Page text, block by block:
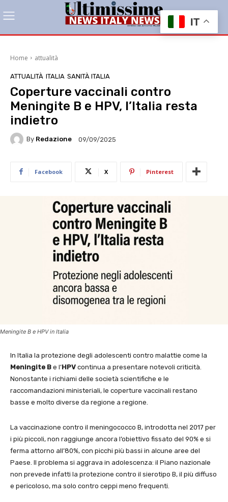
Home attualità
ATTUALITÀ ITALIA SANITÀ ITALIA
Coperture vaccinali contro
Meningite B e HPV, l’Italia resta
indietro
By Redazione 09/09/2025
Facebook X Pinterest
Meningite B e HPV in Italia
In Italia la protezione degli adolescenti contro malattie come la
Meningite B e l’HPV continua a presentare notevoli criticità.
Nonostante i richiami delle società scientifiche e le
raccomandazioni ministeriali, le coperture vaccinali restano
basse e molto diverse da regione a regione.
La vaccinazione contro il meningococco B, introdotta nel 2017 per
i più piccoli, non raggiunge ancora l’obiettivo fissato del 90% e si
ferma attorno all’80%, con picchi più bassi in alcune aree del
Paese. Il problema si aggrava in adolescenza: il Piano nazionale
non prevede infatti la protezione contro il sierotipo B, il più diffuso
e pericoloso, ma solo contro ceppi meno frequenti.
IT